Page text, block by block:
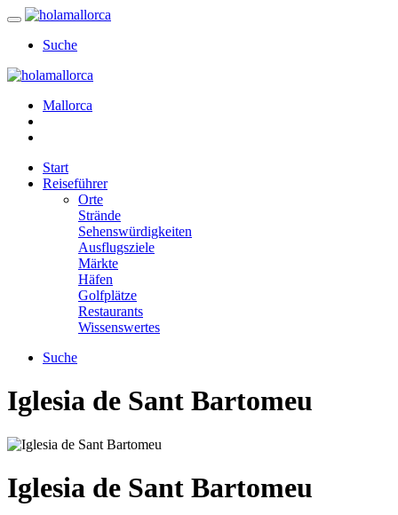
Suche
Mallorca
Start
Reiseführer
Orte
Strände
Sehenswürdigkeiten
Ausflugsziele
Märkte
Häfen
Golfplätze
Restaurants
Wissenswertes
Suche
Iglesia de Sant Bartomeu
Iglesia de Sant Bartomeu